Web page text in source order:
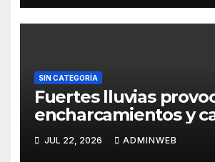
SIN CATEGORÍA
Fuertes lluvias
encharcamientos y
un árbol, sin daños
Acapulco
JUL 22, 2026 ADMINWEB